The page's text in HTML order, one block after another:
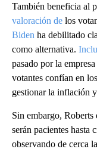
También beneficia al
valoración de los
Biden ha debilitado
como alternativa.
pasado por la
votantes confían en
gestionar la inflación
Sin embargo, Roberts
serán pacientes hasta
observando de cerca